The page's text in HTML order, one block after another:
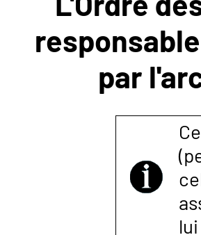
NOUS
CONTACTER
par